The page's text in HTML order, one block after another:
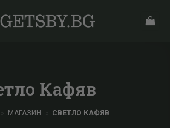
Кафяв
МАГАЗИН СВЕТЛО КАФЯВ